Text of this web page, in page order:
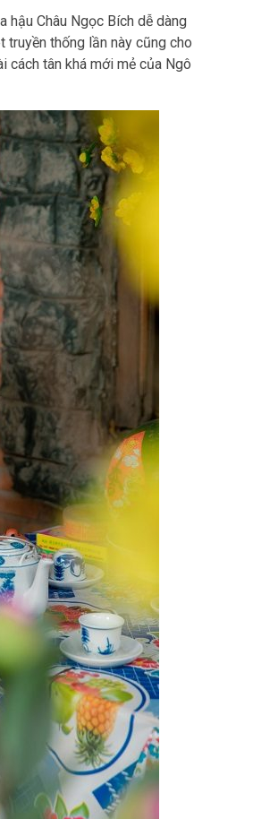
hậu Châu Ngọc Bích dễ dàng
truyền thống lần này cũng cho
cách tân khá mới mẻ của Ngô